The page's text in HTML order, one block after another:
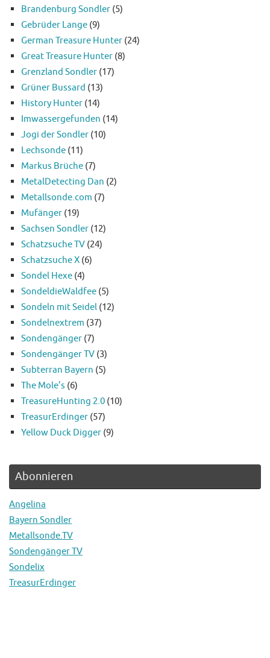
Brandenburg Sondler (5)
Gebrüder Lange (9)
German Treasure Hunter (24)
Great Treasure Hunter (8)
Grenzland Sondler (17)
Grüner Bussard (13)
History Hunter (14)
Imwassergefunden (14)
Jogi der Sondler (10)
Lechsonde (11)
Markus Brüche (7)
MetalDetecting Dan (2)
Metallsonde.com (7)
Mufänger (19)
Sachsen Sondler (12)
Schatzsuche TV (24)
Schatzsuche X (6)
Sondel Hexe (4)
SondeldieWaldfee (5)
Sondeln mit Seidel (12)
Sondelnextrem (37)
Sondengänger (7)
Sondengänger TV (3)
Subterran Bayern (5)
The Mole’s (6)
TreasureHunting 2.0 (10)
TreasurErdinger (57)
Yellow Duck Digger (9)
Abonnieren
Angelina
Bayern Sondler
Metallsonde.TV
Sondengänger TV
Sondelix
TreasurErdinger